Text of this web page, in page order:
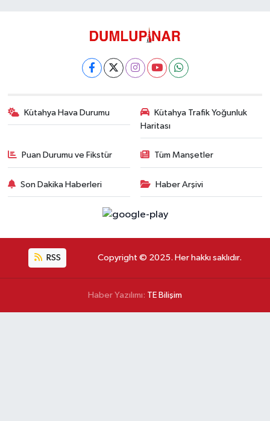
Kütahya Hava Durumu
Kütahya Trafik Yoğunluk
Haritası
Puan Durumu ve Fikstür Tüm Manşetler
Son Dakika Haberleri Haber Arşivi
RSS Copyright © 2025. Her hakkı saklıdır.
Haber Yazılımı: TE Bilişim